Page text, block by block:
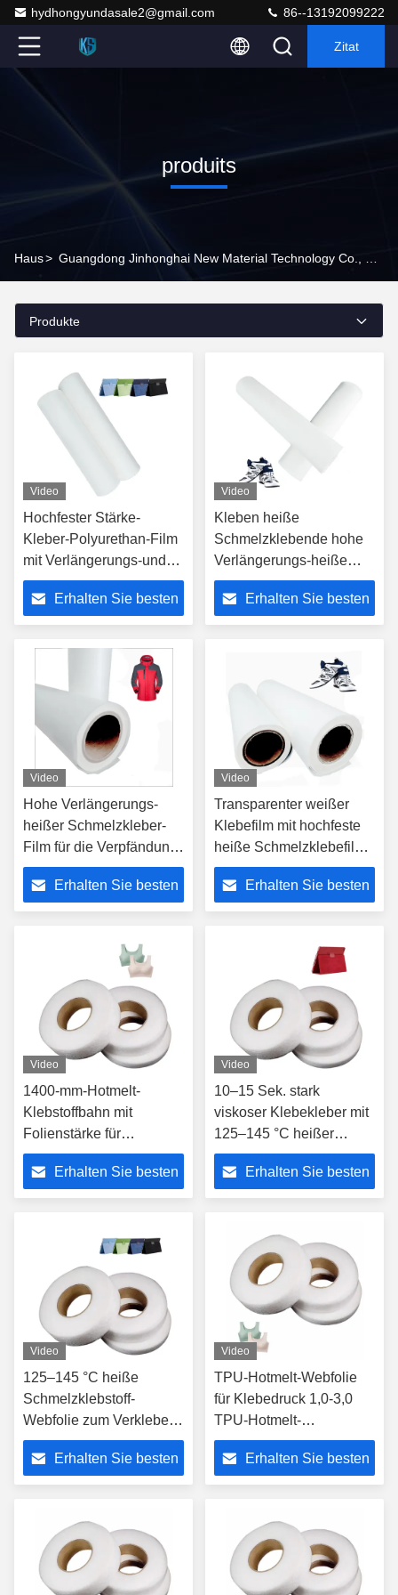
hydhongyundasale2@gmail.com 86--13192099222
Zitat
produits
Haus>
Produkte
Video
Hochfester Stärke-
Kleber-Polyurethan-Film
mit Verlängerungs-und
Temperatur-Widerstand
110-130℃
Erhalten Sie besten
Video
Kleben heiße
Schmelzklebende hohe
Verlängerungs-heiße
Schmelze Tpu Breite des
Film-150CM
Erhalten Sie besten
Video
Hohe Verlängerungs-
heißer Schmelzkleber-
Film für die Verpfändung
transparenter weißer
0.10mm Stärke
Erhalten Sie besten
Video
Transparenter weißer
Klebefilm mit hochfeste
heiße Schmelzklebefilm
für Textilgewebe
Erhalten Sie besten
Video
1400-mm-Hotmelt-
Klebstoffbahn mit
Folienstärke für
kundenspezifische
Anwendungen
Erhalten Sie besten
Video
10–15 Sek. stark
viskoser Klebekleber mit
125–145 °C heißer
Schmelzklebstoffbahn
Erhalten Sie besten
Video
125–145 °C heiße
Schmelzklebstoff-
Webfolie zum Verkleben
von weißer, heißer
Schmelzbahn mit starker
Haftung
Erhalten Sie besten
Video
TPU-Hotmelt-Webfolie
für Klebedruck 1,0-3,0
TPU-Hotmelt-
Klebebahnfolie
Erhalten Sie besten